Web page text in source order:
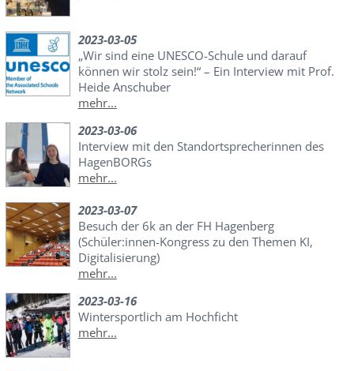
2023-03-05
„Wir sind eine UNESCO-Schule und darauf
können wir stolz sein!“ – Ein Interview mit Prof.
Heide Anschuber
mehr...
2023-03-06
Interview mit den Standortsprecherinnen des
HagenBORGs
mehr...
2023-03-07
Besuch der 6k an der FH Hagenberg
(Schüler:innen-Kongress zu den Themen KI,
Digitalisierung)
mehr...
2023-03-16
Wintersportlich am Hochficht
mehr...